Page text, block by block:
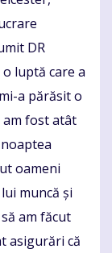
DR
luptă care a
a părăsit o
am fost atât
oameni
muncă și
am făcut
asigurări că